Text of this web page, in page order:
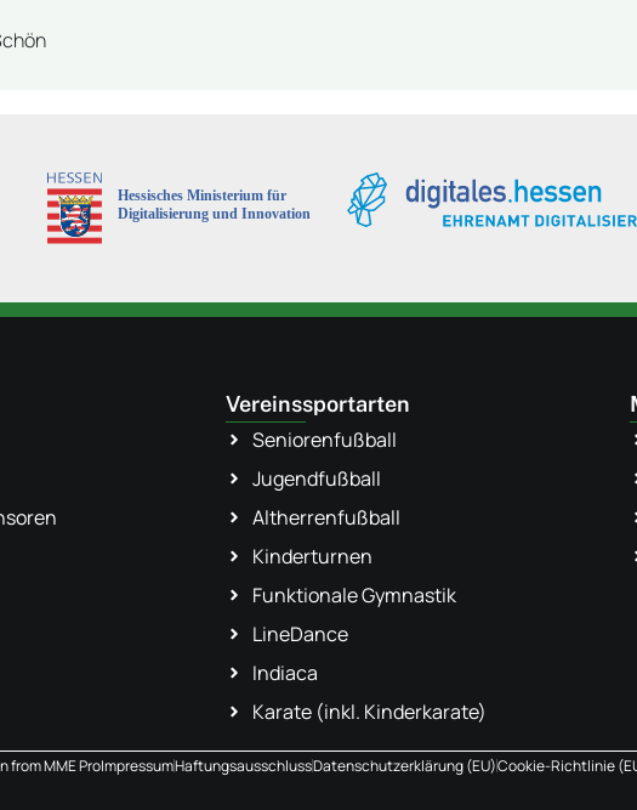
Vereinssportarten
Seniorenfußball
Jugendfußball
Altherrenfußball
Kinderturnen
Funktionale Gymnastik
LineDance
Indiaca
Karate (inkl. Kinderkarate)
fromMME ProImpressumHaftungsausschlussDatenschutzerklärung (EU)Cookie-Richtlinie